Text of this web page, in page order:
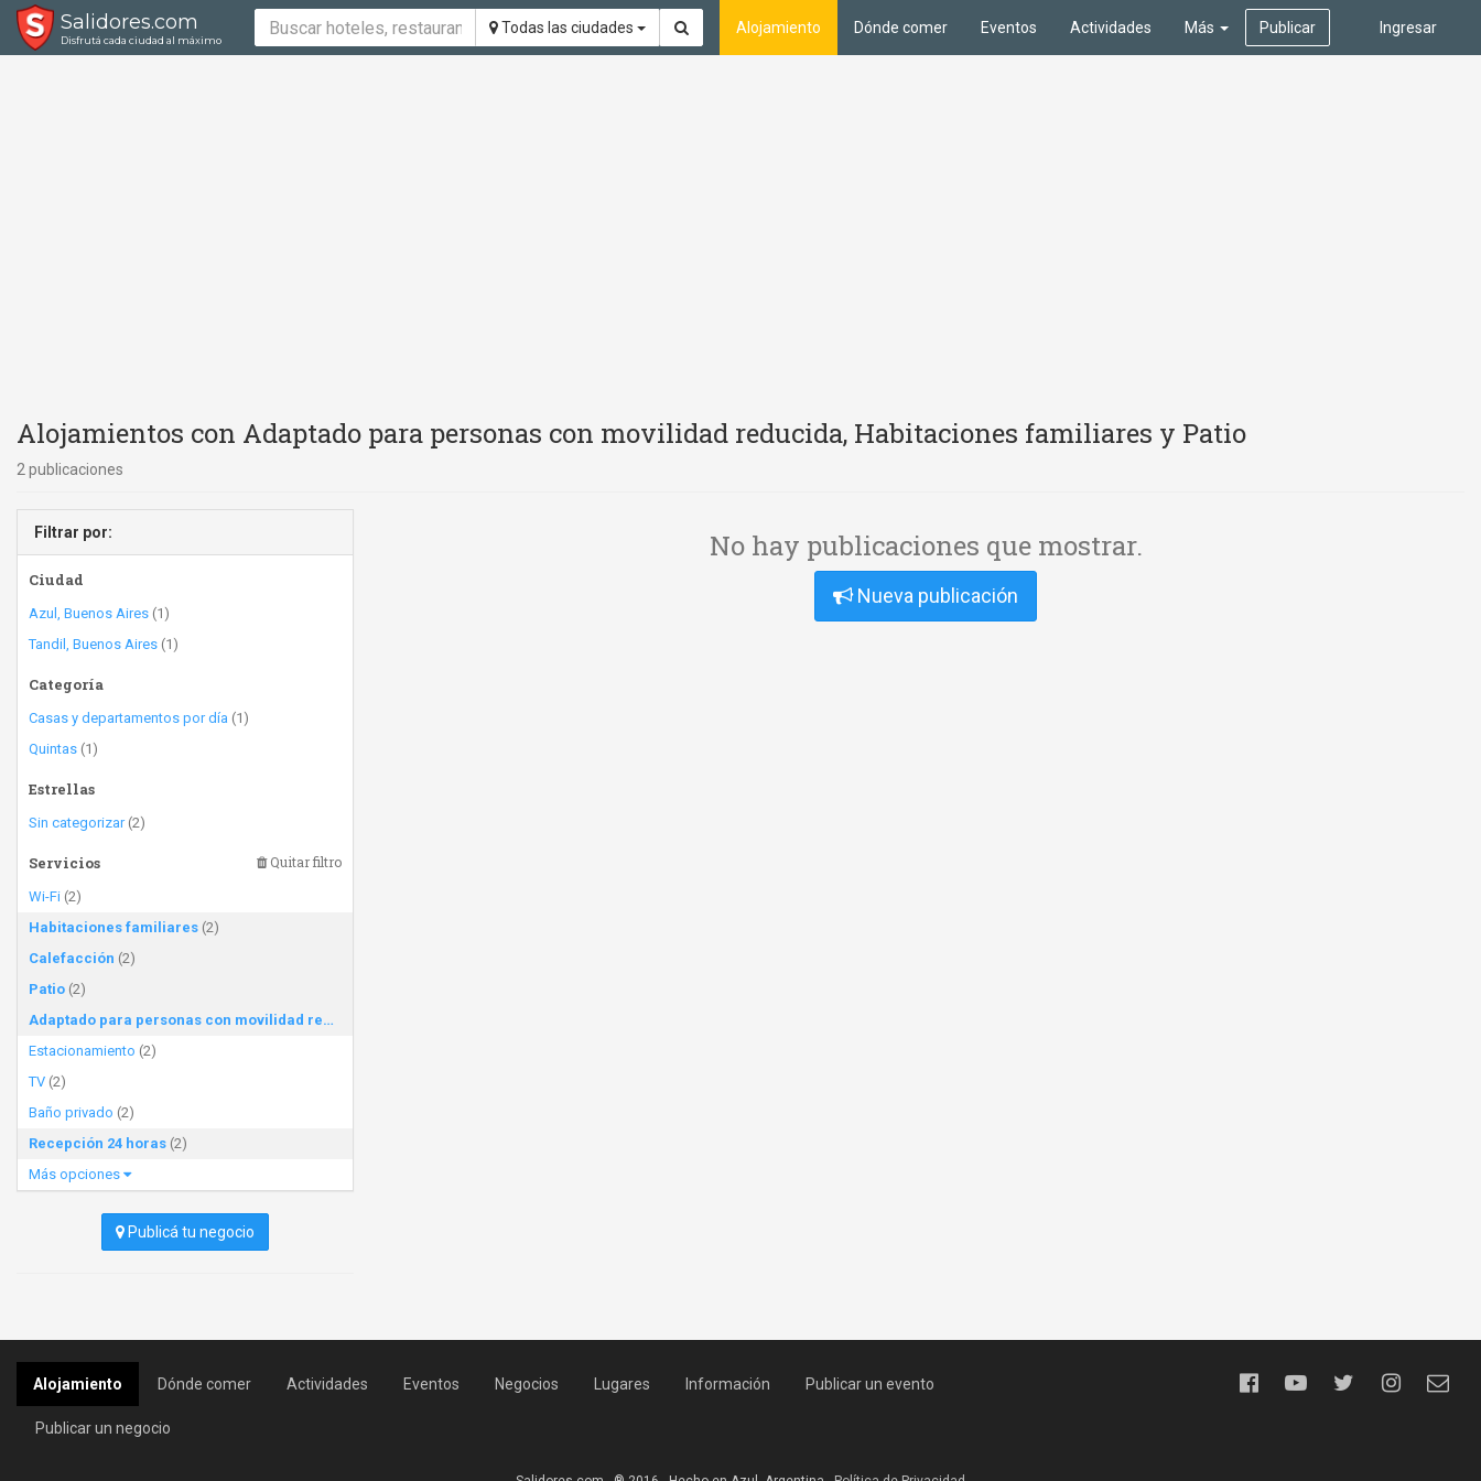
Salidores.com
Disfrutá cada ciudad al máximo
Todas las ciudades Ingresar
Alojamiento Dónde comer Eventos Actividades Más Publicar
Alojamientos con Adaptado para personas con movilidad reducida, Habitaciones familiares y Patio
2 publicaciones
Filtrar por:
Ciudad
Azul, Buenos Aires (1)
Tandil, Buenos Aires (1)
Categoría
Casas y departamentos por día (1)
Quintas (1)
Estrellas
Sin categorizar(2)
Servicios Quitar filtro
Wi-Fi (2)
Habitaciones familiares (2)
Calefacción (2)
Patio (2)
Adaptado para personas con movilidad reducida
Estacionamiento (2)
TV (2)
Baño privado (2)
Recepción 24 horas (2)
Más opciones
Publicá tu negocio
No hay publicaciones que mostrar.
Nueva publicación
Alojamiento Dónde comer Actividades Eventos Negocios Lugares Información Publicar un evento
Publicar un negocio